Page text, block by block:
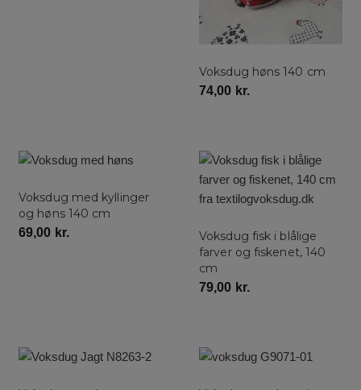
Voksdug høns 140 cm
74,00 kr.
Voksdug med kyllinger
og høns 140 cm
69,00 kr.
Voksdug fisk i blålige
farver og fiskenet, 140
cm
79,00 kr.